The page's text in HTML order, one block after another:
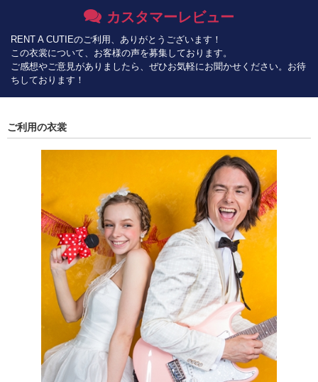
カスタマーレビュー
RENT A CUTIEのご利用、ありがとうございます！
この衣裳について、お客様の声を募集しております。
ご感想やご意見がありましたら、ぜひお気軽にお聞かせください。お待
ちしております！
ご利用の衣裳